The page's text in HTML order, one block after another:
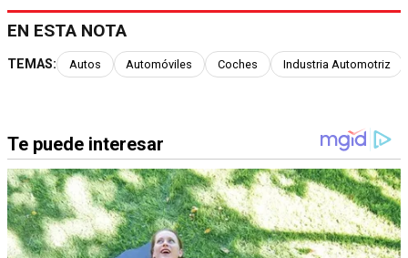
EN ESTA NOTA
TEMAS: Autos Automóviles Coches Industria Automotriz